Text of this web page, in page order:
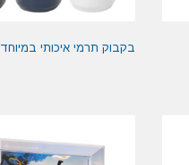
בקבוק תרמי איכותי במיוחד